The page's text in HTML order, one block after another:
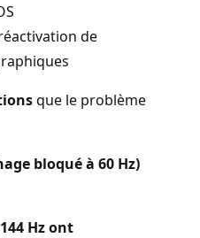
de
que le problème
bloqué à 60 Hz)
Hz ont